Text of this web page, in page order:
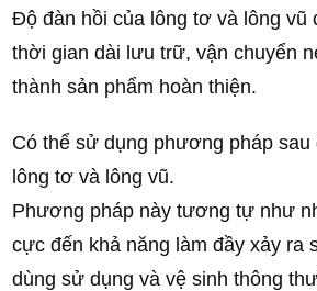
Độ đàn hồi của lông tơ và lông vũ
thời gian dài lưu trữ, vận chuyển
thành sản phẩm hoàn thiện.
Có thể sử dụng phương pháp sau
lông tơ và lông vũ.
Phương pháp này tương tự như
cực đến khả năng làm đầy xảy ra
dùng sử dụng và vệ sinh thông